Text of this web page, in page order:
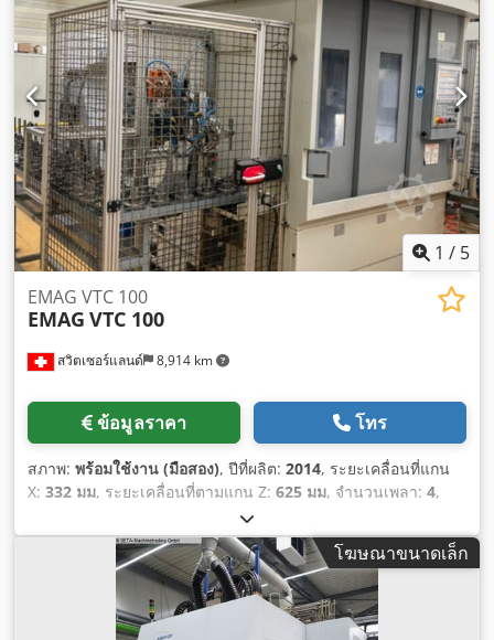
1 / 5
สวิตเซอร์แลนด์ 8,914 km
EMAG VTC 100
EMAG VTC 100
ข้อมูลราคา โทร
สภาพ: พร้อมใช้งาน (มือสอง), ปีที่ผลิต: 2014, ระยะเคลื่อนที่แกน
X: 332 มม, ระยะเคลื่อนที่ตามแกน Z: 625 มม, จำนวนเพลา: 4,
โฆษณาขนาดเล็ก